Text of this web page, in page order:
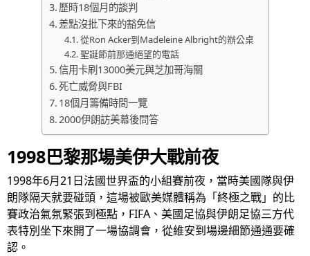
歷時18個月的談判
差點沒批下來的豁免信
從Ron Acker到Madeleine Albright的辦公桌
聖誕節前那通絕望的電話
信用卡刷13000美元與芝加哥海關
死亡威脅與FBI
18個月籌備時間一覽
2000伊朗訪美幕後問答
1998巴黎那場美伊大戰前夜
1998年6月21日法國世界盃的小組賽前夜，當時美國隊與伊
朗隊隔天就要碰頭，這場被歐美媒體稱為「終極之戰」的比
賽政治氣氛緊張到極點，FIFA、美國足協與伊朗足協三方代
表特別坐下來開了一場協調會，從維安到場邊細節通通要確
認。